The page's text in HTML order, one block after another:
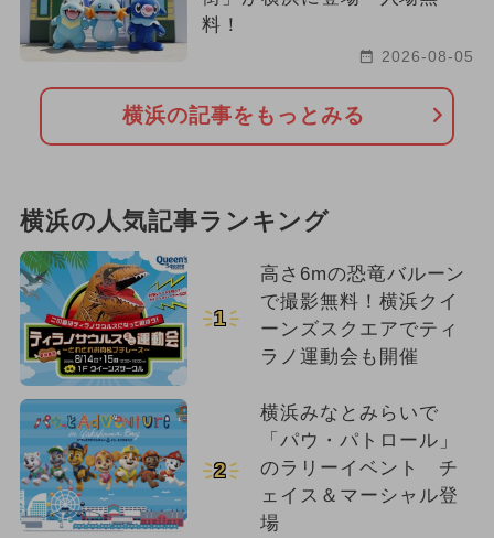
料！
2026-08-05
横浜の記事をもっとみる
横浜の人気記事ランキング
1
高さ6mの恐竜バルーン
で撮影無料！横浜クイ
ーンズスクエアでティ
ラノ運動会も開催
2
横浜みなとみらいで
「パウ・パトロール」
のラリーイベント チ
ェイス＆マーシャル登
場